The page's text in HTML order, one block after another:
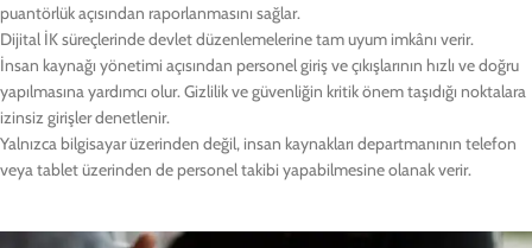
puantörlük açısından raporlanmasını sağlar.
Dijital İK süreçlerinde devlet düzenlemelerine tam uyum imkânı verir.
İnsan kaynağı yönetimi açısından personel giriş ve çıkışlarının hızlı ve doğru
yapılmasına yardımcı olur. Gizlilik ve güvenliğin kritik önem taşıdığı noktalara
izinsiz girişler denetlenir.
Yalnızca bilgisayar üzerinden değil, insan kaynakları departmanının telefon
veya tablet üzerinden de personel takibi yapabilmesine olanak verir.